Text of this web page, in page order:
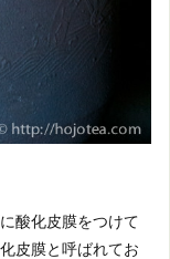
酸化皮膜をつけて
皮膜と呼ばれてお